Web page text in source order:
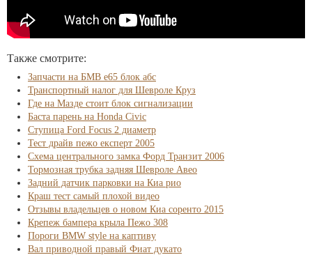
Также смотрите:
Запчасти на БМВ е65 блок абс
Транспортный налог для Шевроле Круз
Где на Мазде стоит блок сигнализации
Баста парень на Honda Civic
Ступица Ford Focus 2 диаметр
Тест драйв пежо експерт 2005
Схема центрального замка Форд Транзит 2006
Тормозная трубка задняя Шевроле Авео
Задний датчик парковки на Киа рио
Краш тест самый плохой видео
Отзывы владельцев о новом Киа соренто 2015
Крепеж бампера крыла Пежо 308
Пороги BMW style на каптиву
Вал приводной правый Фиат дукато